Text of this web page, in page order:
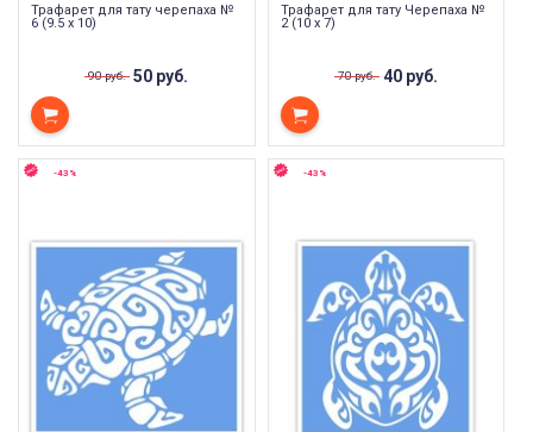
Трафарет для тату черепаха №
6 (9.5 х 10)
90 руб. 50 руб.
Трафарет для тату Черепаха №
2 (10 х 7)
70 руб. 40 руб.
-43% -43%